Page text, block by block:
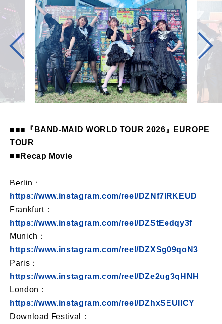
■■■『BAND-MAID WORLD TOUR 2026』EUROPE
TOUR
■■Recap Movie
Berlin：
https://www.instagram.com/reel/DZNf7lRKEUD
Frankfurt：
https://www.instagram.com/reel/DZStEedqy3f
Munich：
https://www.instagram.com/reel/DZXSg09qoN3
Paris：
https://www.instagram.com/reel/DZe2ug3qHNH
London：
https://www.instagram.com/reel/DZhxSEUIICY
Download Festival：